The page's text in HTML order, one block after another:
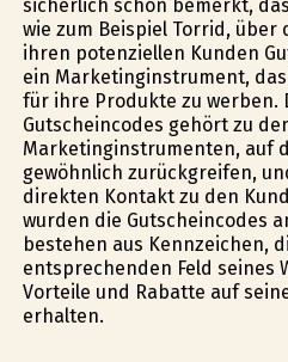
sicherlich schon bemerkt,
wie zum Beispiel Torrid, über
ihren potenziellen Kunden
ein Marketinginstrument,
für ihre Produkte zu werben.
Gutscheincodes gehört zu
Marketinginstrumenten, auf
gewöhnlich zurückgreifen,
direkten Kontakt zu den
wurden die Gutscheincodes
bestehen aus Kennzeichen,
entsprechenden Feld seines
Vorteile und Rabatte auf
erhalten.